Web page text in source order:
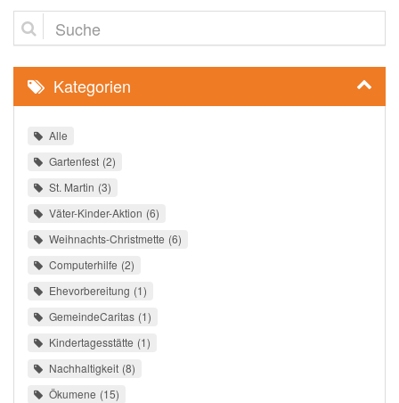
Suche
Kategorien
Alle
Gartenfest 2
St. Martin 3
Väter-Kinder-Aktion 6
Weihnachts-Christmette 6
Computerhilfe 2
Ehevorbereitung 1
GemeindeCaritas 1
Kindertagesstätte 1
Nachhaltigkeit 8
Ökumene 15